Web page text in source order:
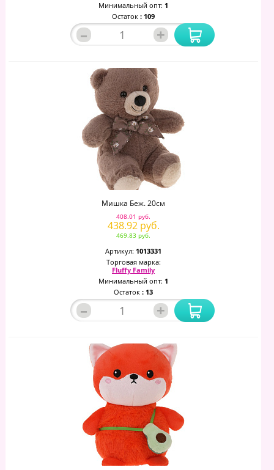
Минимальный опт: 1
Остаток : 109
– +
Мишка Беж. 20см
408.01 руб.
438.92 руб.
469.83 руб.
Артикул: 1013331
Торговая марка:
Fluffy Family
Минимальный опт: 1
Остаток : 13
– +